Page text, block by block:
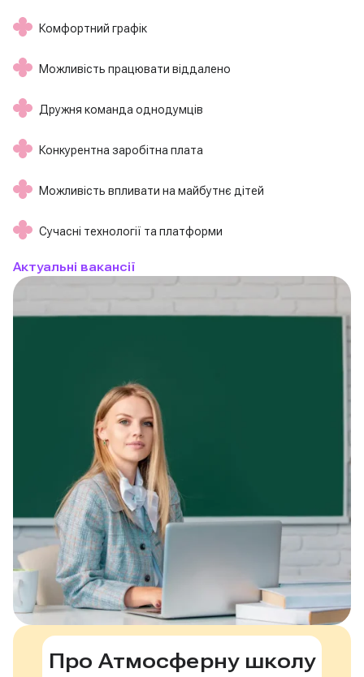
Комфортний графік
Можливість працювати віддалено
Дружня команда однодумців
Конкурентна заробітна плата
Можливість впливати на майбутнє дітей
Сучасні технології та платформи
Актуальні вакансії
Про Атмосферну школу